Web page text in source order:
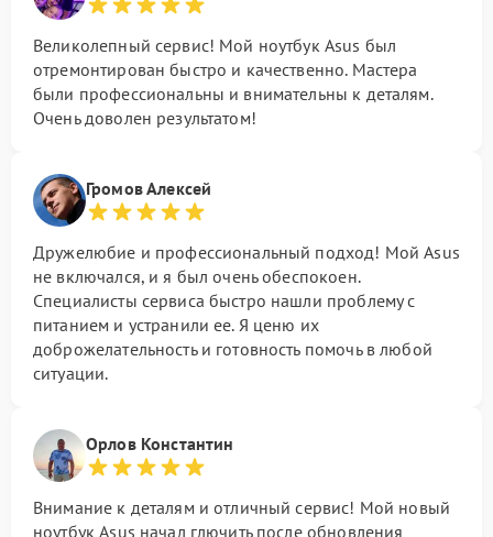
Великолепный сервис! Мой ноутбук Asus был
отремонтирован быстро и качественно. Мастера
были профессиональны и внимательны к деталям.
Очень доволен результатом!
Громов Алексей
Дружелюбие и профессиональный подход! Мой Asus
не включался, и я был очень обеспокоен.
Специалисты сервиса быстро нашли проблему с
питанием и устранили ее. Я ценю их
доброжелательность и готовность помочь в любой
ситуации.
Орлов Константин
Внимание к деталям и отличный сервис! Мой новый
ноутбук Asus начал глючить после обновления